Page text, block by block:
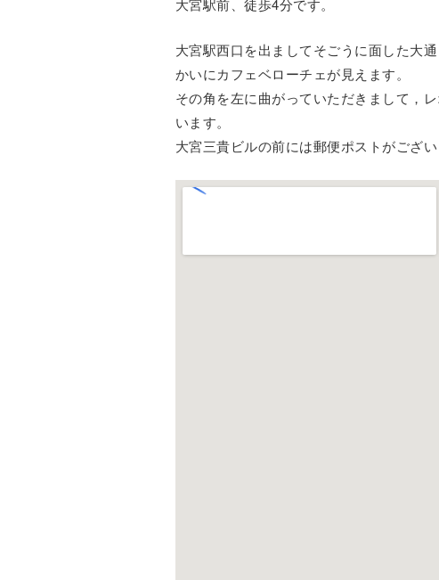
大宮駅前、徒歩4分です。
大宮駅西口を出ましてそごうに面した大
かいにカフェベローチェが見えます。
その角を左に曲がっていただきまして，
います。
大宮三貴ビルの前には郵便ポストがござ